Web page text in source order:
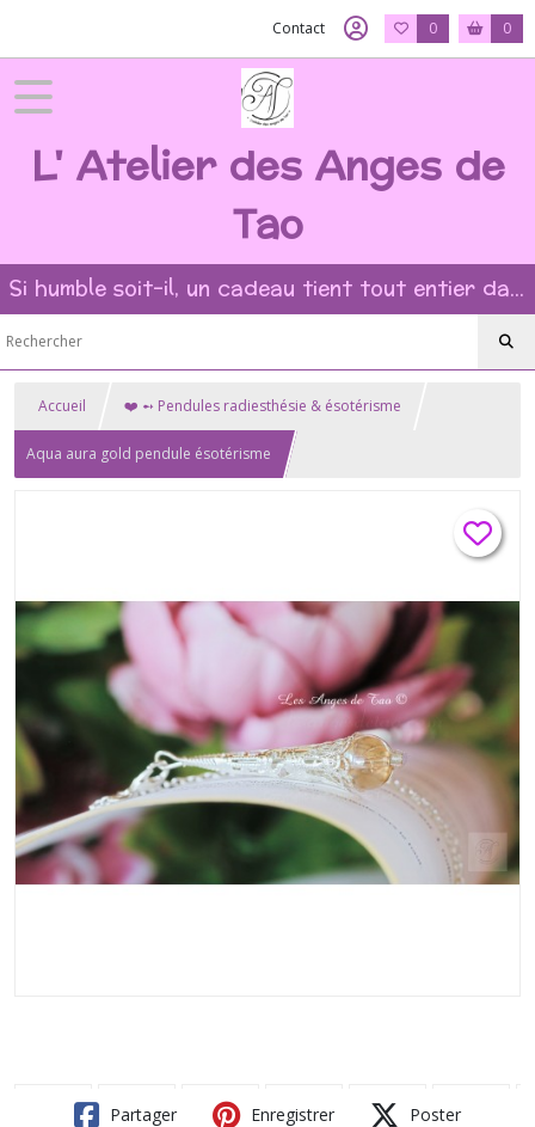
Contact 0 0
L' Atelier des Anges de
Tao
Si humble soit-il, un cadeau tient tout entier dans l'intention et la beauté du geste ?
Accueil ❤️ ➻ Pendules radiesthésie & ésotérisme
Aqua aura gold pendule ésotérisme
Partager Enregistrer Poster